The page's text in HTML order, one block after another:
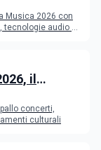
programma
Musica 2026 con
tecnologie audio e
il
concerti,
culturali